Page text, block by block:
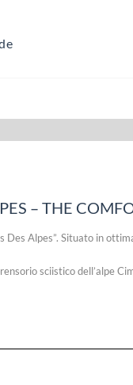
– THE
Des Alpes”. Situato in
sciistico dell’alpe